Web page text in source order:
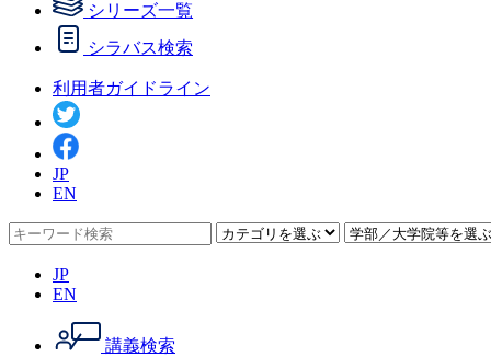
シリーズ一覧
シラバス検索
利用者ガイドライン
JP
EN
JP
EN
講義検索